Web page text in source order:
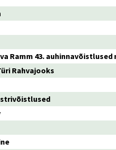
Ramm 43. auhinnavõistlused
Rahvajooks